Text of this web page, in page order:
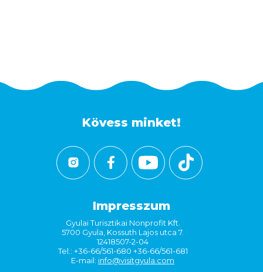
Kövess minket!
Impresszum
Gyulai Turisztikai Nonprofit Kft.
5700 Gyula, Kossuth Lajos utca 7.
12418507-2-04
Tel.: +36-66/561-680 +36-66/561-681
E-mail: info@visitgyula.com